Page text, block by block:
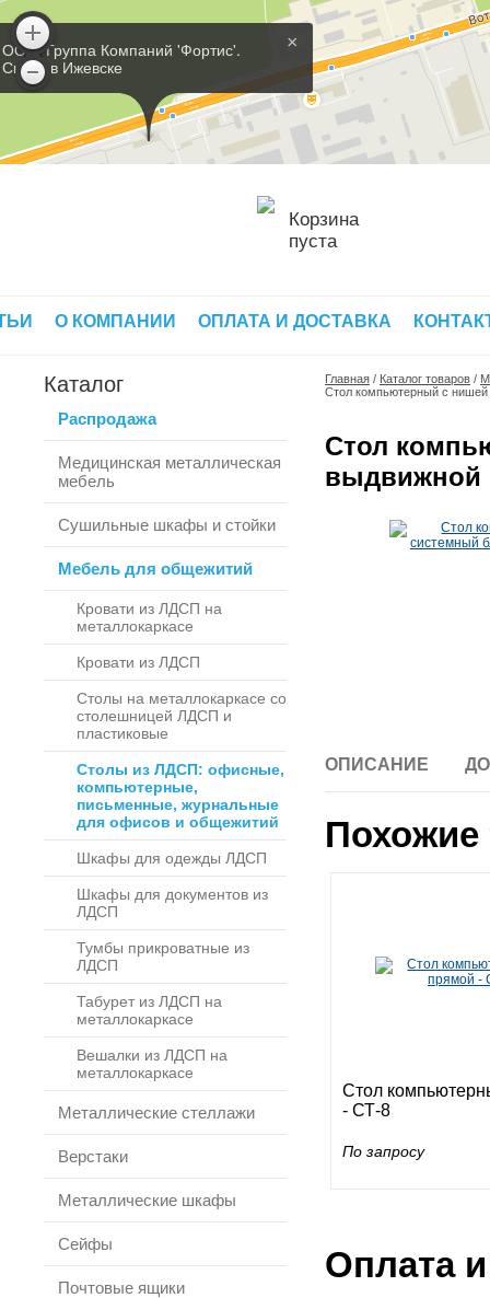
×
ООО 'Группа Компаний 'Фортис'.
Склад в Ижевске
Корзина
пуста
О КОМПАНИИ ОПЛАТА И ДОСТАВКА
Каталог
Распродажа
Медицинская металлическая
мебель
Сушильные шкафы и стойки
Мебель для общежитий
Кровати из ЛДСП на
металлокаркасе
Кровати из ЛДСП
Столы на металлокаркасе со
столешницей ЛДСП и
пластиковые
Столы из ЛДСП: офисные,
компьютерные,
письменные, журнальные
для офисов и общежитий
Шкафы для одежды ЛДСП
Шкафы для документов из
ЛДСП
Тумбы прикроватные из
ЛДСП
Табурет из ЛДСП на
металлокаркасе
Вешалки из ЛДСП на
металлокаркасе
Металлические стеллажи
Верстаки
Металлические шкафы
Сейфы
Почтовые ящики
Главная / Каталог товаров /
Стол компьютерный с
Стол
выдвижной
ОПИСАНИЕ
Стол
- СТ-8
По запросу
Оплата